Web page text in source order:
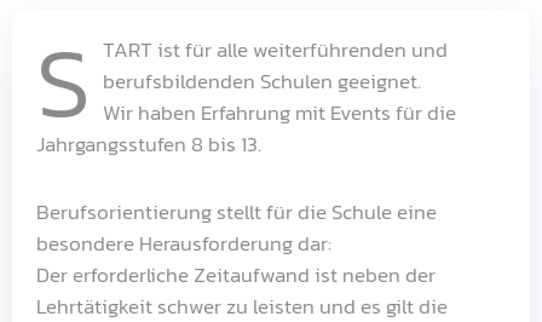
S TART ist für alle weiterführenden und
berufsbildenden Schulen geeignet.
Wir haben Erfahrung mit Events für die
Jahrgangsstufen 8 bis 13.
Berufsorientierung stellt für die Schule eine
besondere Herausforderung dar:
Der erforderliche Zeitaufwand ist neben der
Lehrtätigkeit schwer zu leisten und es gilt die